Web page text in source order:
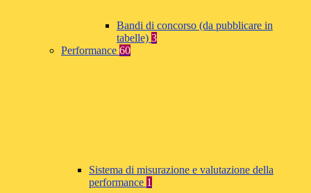
Bandi di concorso (da pubblicare in
tabelle) 3
Performance 60
Sistema di misurazione e valutazione della
performance 1